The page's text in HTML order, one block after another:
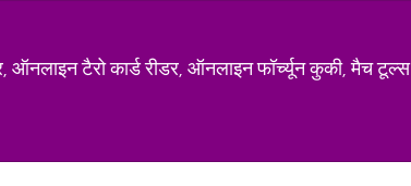
टैरो कार्ड रीडर, ऑनलाइन फॉर्च्यून कुकी, मैच टूल्स